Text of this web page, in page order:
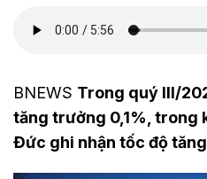
BNEWS Trong quý III/
tăng trưởng 0,1%, trong
Đức ghi nhận tốc độ